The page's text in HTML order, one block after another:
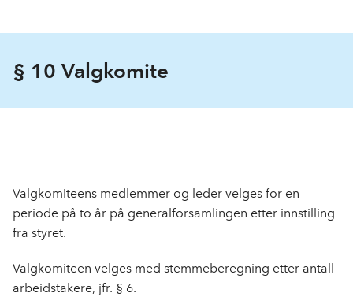
§ 10 Valgkomite
Valgkomiteens medlemmer og leder velges for en
periode på to år på generalforsamlingen etter innstilling
fra styret.
Valgkomiteen velges med stemmeberegning etter antall
arbeids­takere, jfr. § 6.